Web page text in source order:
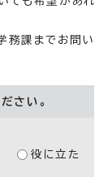
務課までお問い
さい。
役に立た